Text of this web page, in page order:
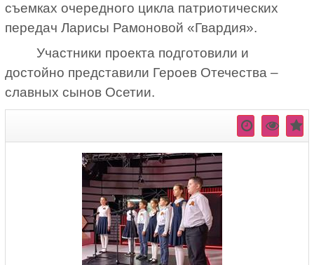
съемках очередного цикла патриотических
передач Ларисы Рамоновой «Гвардия».
Участники проекта подготовили и
достойно представили Героев Отечества –
славных сынов Осетии.